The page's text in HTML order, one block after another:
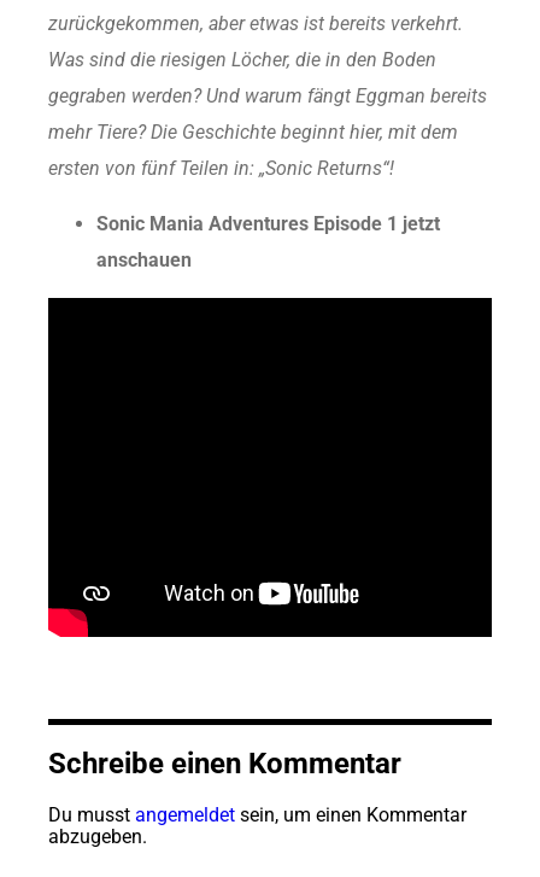
zurückgekommen, aber etwas ist bereits verkehrt.
Was sind die riesigen Löcher, die in den Boden
gegraben werden? Und warum fängt Eggman bereits
mehr Tiere? Die Geschichte beginnt hier, mit dem
ersten von fünf Teilen in: „Sonic Returns“!
Sonic Mania Adventures Episode 1 jetzt
anschauen
Schreibe einen Kommentar
Du musst angemeldet sein, um einen Kommentar
abzugeben.